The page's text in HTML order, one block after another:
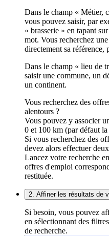
Dans le champ « Métier,
vous pouvez saisir, par
« brasserie » en tapant
mot. Vous recherchez
directement sa
Dans le champ « lieu de
saisir une commune, un
un continent.
Vous recherchez des
alentours ?
Vous pouvez y associer
0 et 100 km (par défaut
Si vous recherchez des
devez alors effectuer
Lancez votre recherche
offres d'emploi
restituée.
2. Affiner les résultats de
Si besoin, vous pouvez
en sélectionnant des
de recherche.